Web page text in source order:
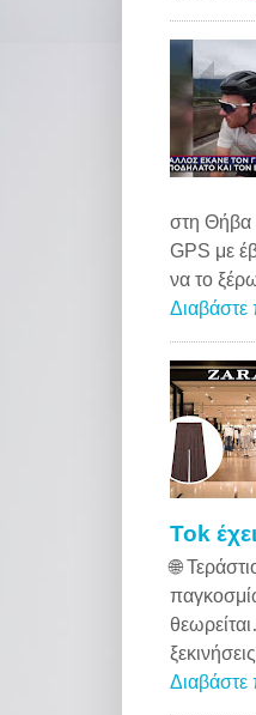
στη Θήβα
GPS με
να το
Διαβάστε
Tok
🌐
Διαβάστε